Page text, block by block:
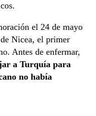
el 24 de mayo
Nicea, el primer
Antes de enfermar,
a Turquía para
no había